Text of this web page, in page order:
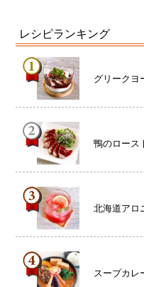
レシピランキング
グリークヨ
鴨のロース
北海道アロ
スープカレ